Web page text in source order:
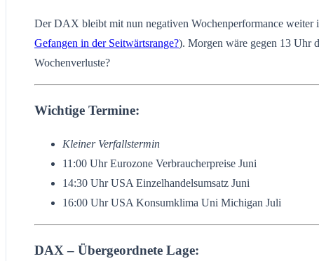
Der DAX bleibt mit nun negativen Wochenperformance weiter
Gefangen in der Seitwärtsrange?). Morgen wäre gegen 13 Uhr
Wochenverluste?
Wichtige Termine:
Kleiner Verfallstermin
11:00 Uhr Eurozone Verbraucherpreise Juni
14:30 Uhr USA Einzelhandelsumsatz Juni
16:00 Uhr USA Konsumklima Uni Michigan Juli
DAX – Übergeordnete Lage: